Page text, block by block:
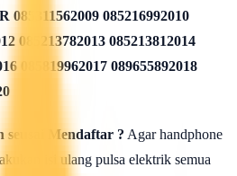
085311562009 085216992010
085213782013 085213812014
085819962017 089655892018
Mendaftar ? Agar handphone
isi ulang pulsa elektrik semua